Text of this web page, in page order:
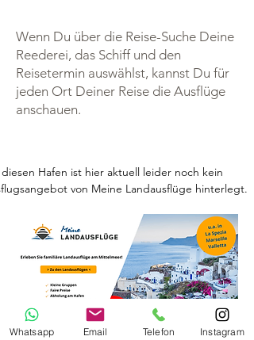
Wenn Du über die Reise-Suche Deine
Reederei, das Schiff und den
Reisetermin auswählst, kannst Du für
jeden Ort Deiner Reise die Ausflüge
anschauen.
Hafen ist hier aktuell leider noch kein
von Meine Landausflüge hinterlegt.
Whatsapp Email Telefon Instagram